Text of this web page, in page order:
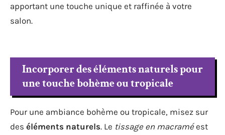
apportant une touche unique et raffinée à votre
salon.
Incorporer des éléments naturels pour
une touche bohème ou tropicale
Pour une ambiance bohème ou tropicale, misez sur
des éléments naturels. Le tissage en macraméest